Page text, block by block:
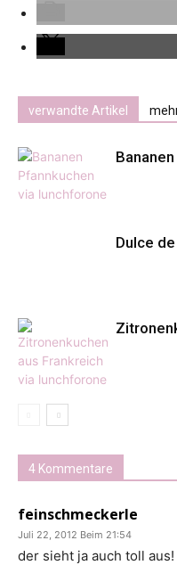
verwandte Artikel
Dulce
4 Kommentare
feinschmeckerle
Juli 22, 2012 Beim 21:54
der sieht ja auch toll